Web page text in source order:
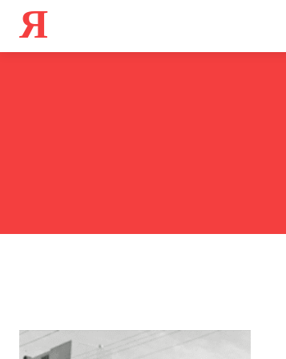
Я